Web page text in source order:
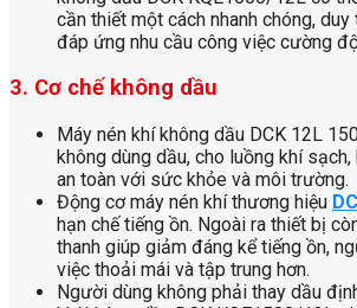
cần thiết một cách nhanh chóng,
đáp ứng nhu cầu công việc cường
3. Cơ chế không dầu
Máy nén khí không dầu DCK 12L
không dùng dầu, cho luồng khí
an toàn với sức khỏe và môi trường.
Động cơ máy nén khí thương hiệu
hạn chế tiếng ồn. Ngoài ra thiết bị
thanh giúp giảm đáng kể tiếng ồn,
việc thoải mái và tập trung hơn.
Người dùng không phải thay dầu